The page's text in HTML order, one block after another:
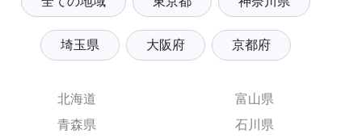
埼玉県 大阪府 京都府
北海道
青森県
富山県
石川県